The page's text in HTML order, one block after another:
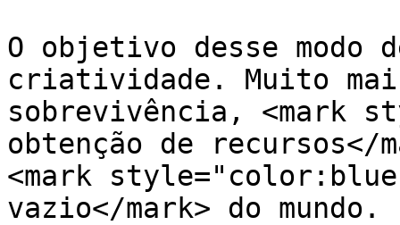
O objetivo desse
criatividade. Muito
sobrevivência, <mark
obtenção de recursos</
<mark
vazio</mark> do mundo.